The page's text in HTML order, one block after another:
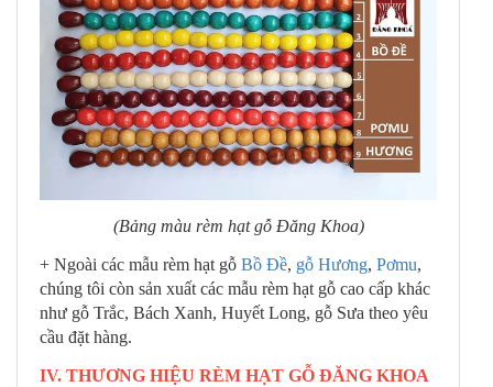
(Bảng màu rèm hạt gỗ Đăng Khoa)
+ Ngoài các mẫu rèm hạt gỗ Bồ Đề, gỗ Hương, Pơmu,
chúng tôi còn sản xuất các mẫu rèm hạt gỗ cao cấp khác
như gỗ Trắc, Bách Xanh, Huyết Long, gỗ Sưa theo yêu
cầu đặt hàng.
IV. THƯƠNG HIỆU RÈM HẠT GỖ ĐĂNG KHOA